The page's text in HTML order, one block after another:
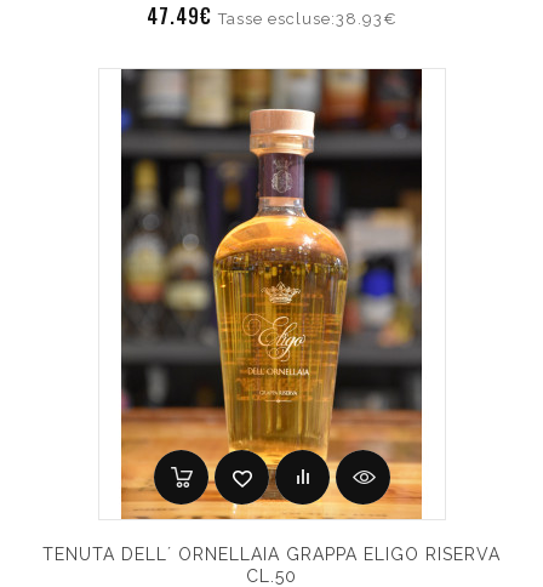
47.49€Tasse escluse:38.93€
TENUTA DELL´ ORNELLAIA GRAPPA ELIGO RISERVA
CL.50